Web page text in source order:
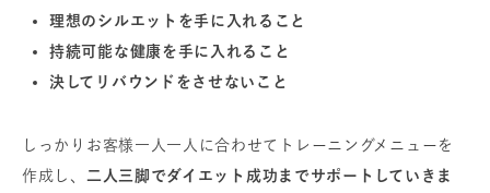
理想のシルエットを手に入れること
持続可能な健康を手に入れること
決してリバウンドをさせないこと
しっかりお客様一人一人に合わせてトレーニングメニューを
作成し、 二人三脚でダイエット成功までサポートしていきま